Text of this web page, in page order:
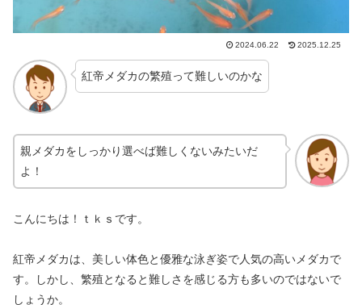
2024.06.22 2025.12.25
紅帝メダカの繁殖って難しいのかな
親メダカをしっかり選べば難しくないみたいだ
よ！
こんにちは！ｔｋｓです。
紅帝メダカは、美しい体色と優雅な泳ぎ姿で人気の高いメダカで
す。しかし、繁殖となると難しさを感じる方も多いのではないで
しょうか。